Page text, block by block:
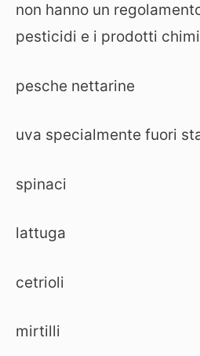
non hanno un
pesticidi e i prodotti
pesche nettarine
uva specialmente fuori
spinaci
lattuga
cetrioli
mirtilli